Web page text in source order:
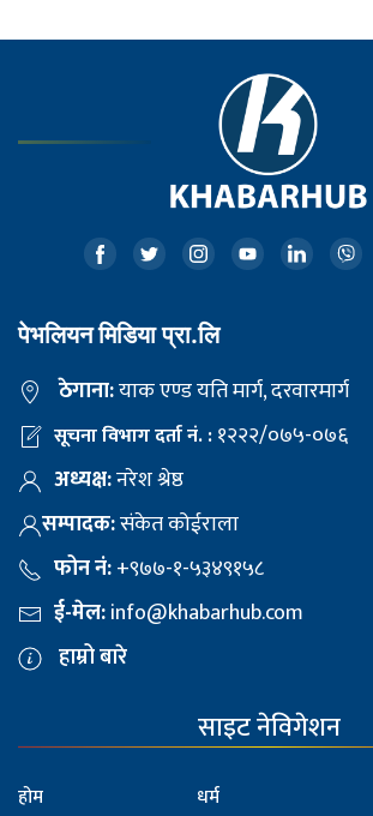
पेभलियन मिडिया प्रा.लि
ठेगाना:याक एण्ड यति मार्ग, दरवारमार्ग
सूचना विभाग दर्ता नं. :१२२२/०७५-०७६
अध्यक्ष:नरेश श्रेष्ठ
सम्पादक:संकेत कोईराला
फोन नं:+९७७-१-५३४९१५८
ई-मेल:info@khabarhub.com
हाम्रो बारे
साइट नेविगेशन
होम
धर्म